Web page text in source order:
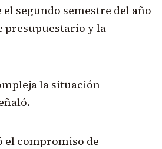
segundo semestre del año
presupuestario y la
la situación
el compromiso de